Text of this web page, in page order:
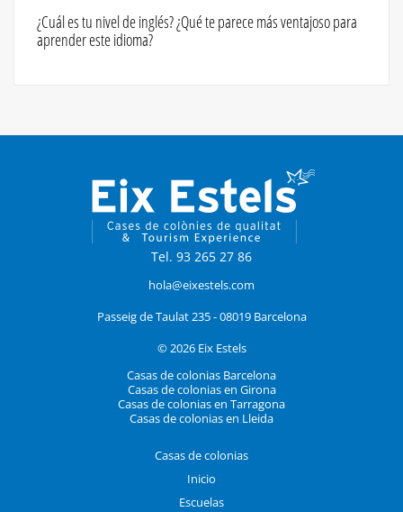
¿Cuál es tu nivel de inglés? ¿Qué te parece más ventajoso para
aprender este idioma?
Tel. 93 265 27 86
hola@eixestels.com
Passeig de Taulat 235 - 08019 Barcelona
© 2026 Eix Estels
Casas de colonias Barcelona
Casas de colonias en Girona
Casas de colonias en Tarragona
Casas de colonias en Lleida
Casas de colonias
Inicio
Escuelas